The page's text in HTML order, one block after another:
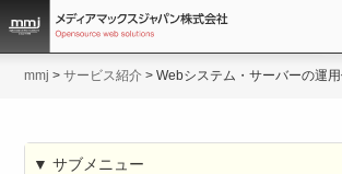
mmj >サービス紹介 >Webシステム・サーバーの運
▼ サブメニュー